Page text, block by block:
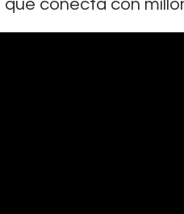
conecta con